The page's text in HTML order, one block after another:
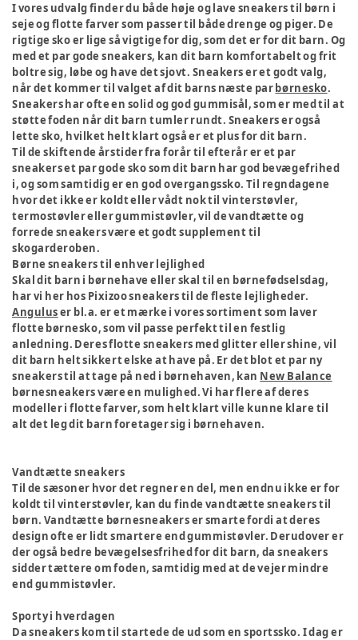
I vores udvalg finder du både høje og lave sneakers til børn i
seje og flotte farver som passer til både drenge og piger. De
rigtige sko er lige så vigtige for dig, som det er for dit barn. Og
med et par gode sneakers, kan dit barn komfortabelt og frit
boltre sig, løbe og have det sjovt. Sneakers er et godt valg,
når det kommer til valget af dit barns næste parbørnesko.
Sneakers har ofte en solid og god gummisål, som er med til at
støtte foden når dit barn tumler rundt. Sneakers er også
lette sko, hvilket helt klart også er et plus for dit barn.
Til de skiftende årstider fra forår til efterår er et par
sneakers et par gode sko som dit barn har god bevægefrihed
i, og som samtidig er en god overgangssko. Til regndagene
hvor det ikke er koldt eller vådt nok til vinterstøvler,
termostøvler eller gummistøvler, vil de vandtætte og
forrede sneakers være et godt supplement til
skogarderoben.
Børne sneakers til enhver lejlighed
Skal dit barn i børnehave eller skal til en børnefødselsdag,
har vi her hos Pixizoo sneakers til de fleste lejligheder.
Anguluser bl.a. er et mærke i vores sortiment som laver
flotte børnesko, som vil passe perfekt til en festlig
anledning. Deres flotte sneakers med glitter eller shine, vil
dit barn helt sikkert elske at have på. Er det blot et par ny
sneakers til at tage på ned i børnehaven, kan New Balance
børnesneakers være en mulighed. Vi har flere af deres
modeller i flotte farver, som helt klart ville kunne klare til
alt det leg dit barn foretager sig i børnehaven.
Vandtætte sneakers
Til de sæsoner hvor det regner en del, men endnu ikke er for
koldt til vinterstøvler, kan du finde vandtætte sneakers til
børn. Vandtætte børnesneakers er smarte fordi at deres
design ofte er lidt smartere end gummistøvler. Derudover er
der også bedre bevægelsesfrihed for dit barn, da sneakers
sidder tættere om foden, samtidig med at de vejer mindre
end gummistøvler.
Sporty i hverdagen
Da sneakers kom til startede de ud som en sportssko. I dag er